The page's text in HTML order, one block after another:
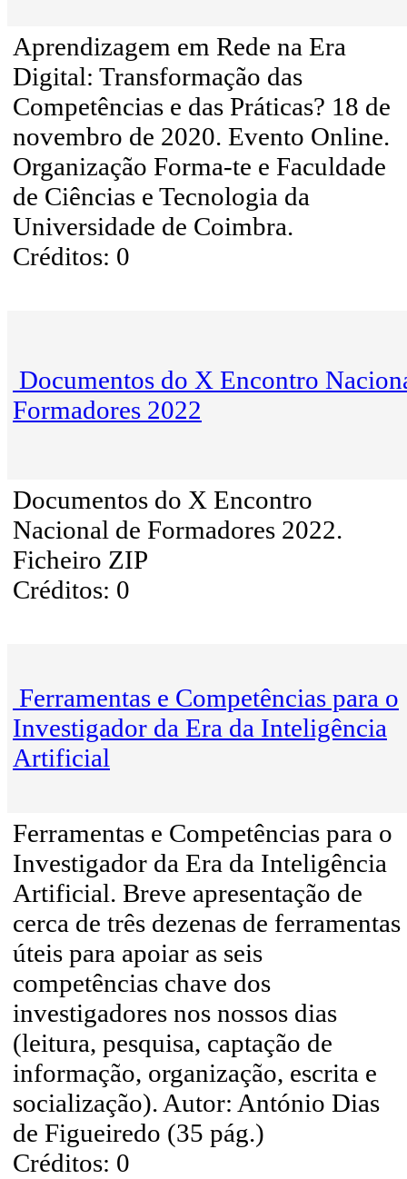
Aprendizagem em Rede na Era
Digital: Transformação das
Competências e das Práticas? 18 de
novembro de 2020. Evento Online.
Organização Forma-te e Faculdade
de Ciências e Tecnologia da
Universidade de Coimbra.
Créditos: 0
Documentos do X Encontro
Formadores 2022
Documentos do X Encontro
Nacional de Formadores 2022.
Ficheiro ZIP
Créditos: 0
Ferramentas e Competências para o
Investigador da Era da Inteligência
Artificial
Ferramentas e Competências para o
Investigador da Era da Inteligência
Artificial. Breve apresentação de
cerca de três dezenas de ferramentas
úteis para apoiar as seis
competências chave dos
investigadores nos nossos dias
(leitura, pesquisa, captação de
informação, organização, escrita e
socialização). Autor: António Dias
de Figueiredo (35 pág.)
Créditos: 0